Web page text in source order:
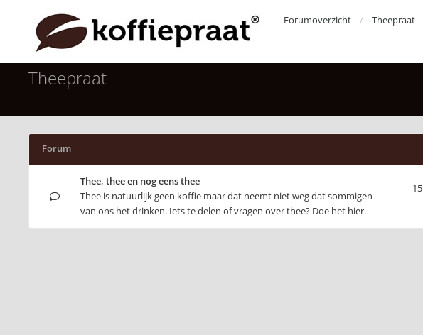
Forumoverzicht Theepraat
Theepraat
Forum
Thee, thee en nog eens thee
Thee is natuurlijk geen koffie maar dat neemt niet weg dat sommigen
van ons het drinken. Iets te delen of vragen over thee? Doe het hier.
15